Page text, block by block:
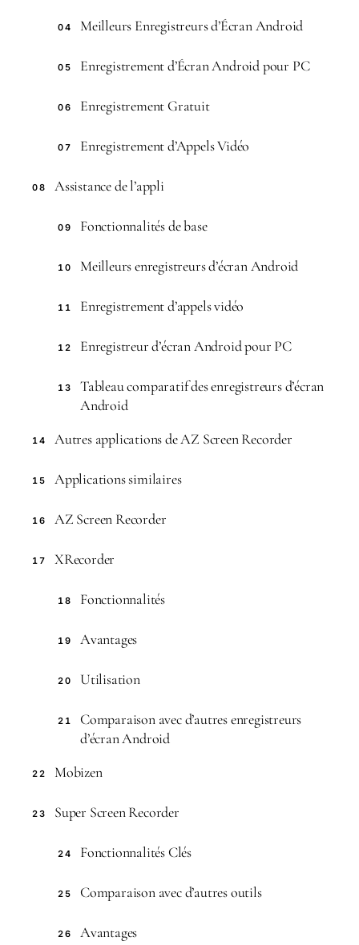
04 Meilleurs Enregistreurs d’Écran Android
05 Enregistrement d’Écran Android pour PC
06 Enregistrement Gratuit
07 Enregistrement d’Appels Vidéo
08 Assistance de l’appli
09 Fonctionnalités de base
10 Meilleurs enregistreurs d’écran Android
11 Enregistrement d’appels vidéo
12 Enregistreur d’écran Android pour PC
13
Tableau comparatif des enregistreurs d’écran
Android
14 Autres applications de AZ Screen Recorder
15 Applications similaires
16 AZ Screen Recorder
17 XRecorder
18 Fonctionnalités
19 Avantages
20 Utilisation
21
Comparaison avec d’autres enregistreurs
d’écran Android
22 Mobizen
23 Super Screen Recorder
24 Fonctionnalités Clés
25 Comparaison avec d’autres outils
26 Avantages